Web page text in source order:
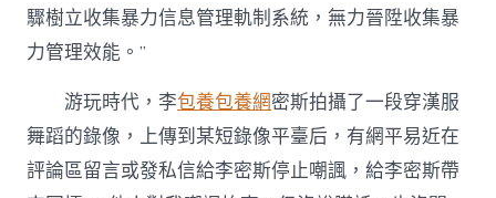
驟樹立收集暴力信息管理軌制系統，無力晉陞收集暴
力管理效能。”
游玩時代，李包養包養網密斯拍攝了一段穿漢服
舞蹈的錄像，上傳到某短錄像平臺后，有網平易近在
評論區留言或發私信給李密斯停止嘲諷，給李密斯帶